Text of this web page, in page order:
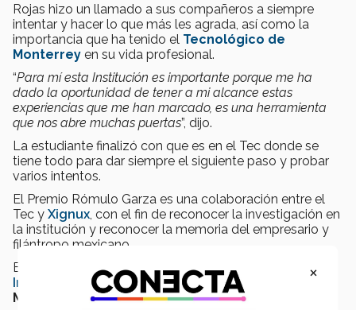
Rojas hizo un llamado a sus compañeros a siempre
intentar y hacer lo que más les agrada, así como la
importancia que ha tenido el Tecnológico de
Monterrey en su vida profesional.
“Para mí esta Institución es importante porque me ha
dado la oportunidad de tener a mi alcance estas
experiencias que me han marcado, es una herramienta
que nos abre muchas puertas”, dijo.
La estudiante finalizó con que es en el Tec donde se
tiene todo para dar siempre el siguiente paso y probar
varios intentos.
El Premio Rómulo Garza es una colaboración entre el
Tec y Xignux , con el fin de reconocer la investigación en
la institución y reconocer la memoria del empresario y
filántropo mexicano.
El premio se entregó en el marco de Congreso de
Innovación y Desarrollo del Tecnológico de
Monterrey
, que se realiza en el campus Monterrey.
×